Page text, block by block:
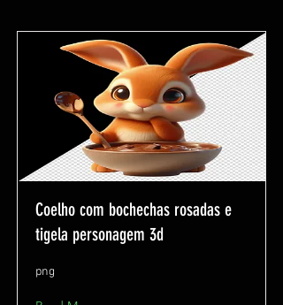
Coelho com bochechas rosadas e
tigela personagem 3d
png